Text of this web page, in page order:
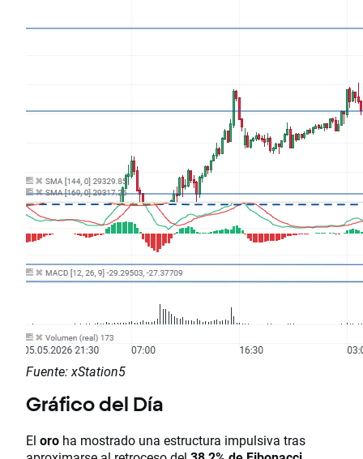
Fuente: xStation5
Gráfico del Día
El oro ha mostrado una estructura impulsiva tras